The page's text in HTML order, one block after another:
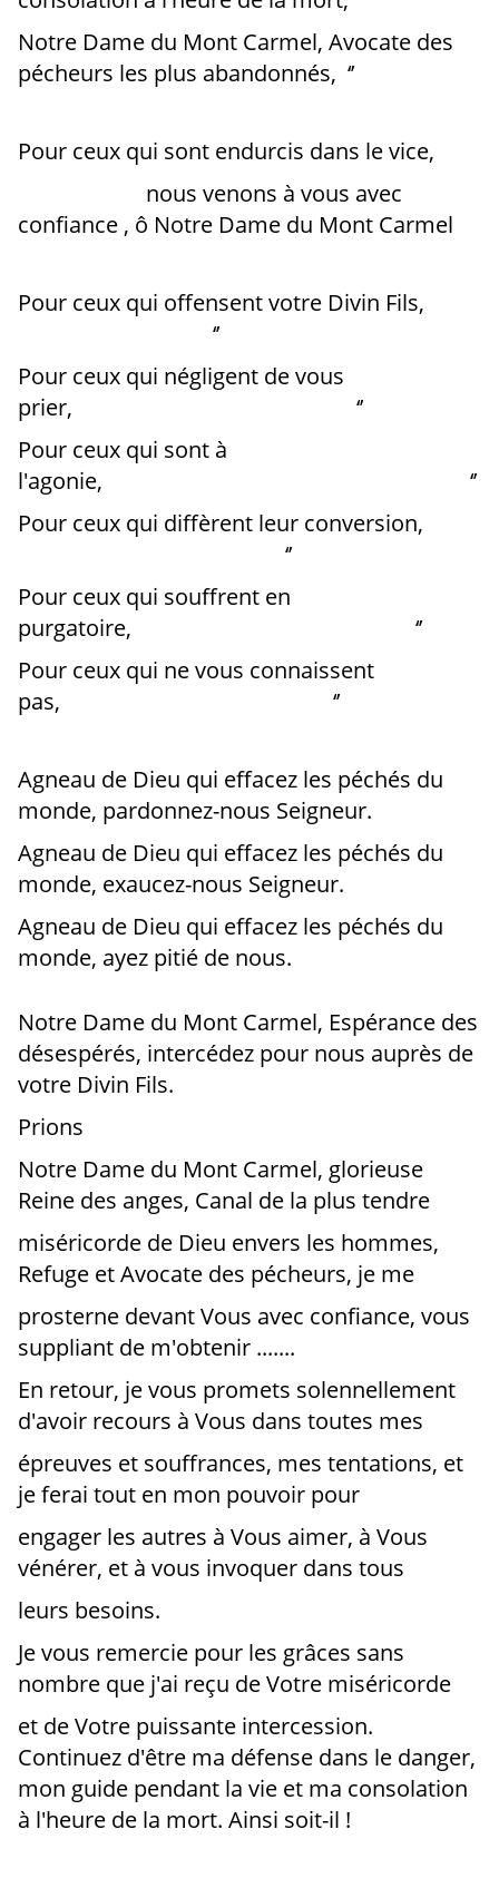
Notre Dame du Mont Carmel, Avocate des
pécheurs les plus abandonnés, ‘’
Pour ceux qui sont endurcis dans le vice,
nous venons à vous avec
confiance , ô Notre Dame du Mont Carmel
Pour ceux qui offensent votre Divin Fils,
‘’
Pour ceux qui négligent de vous
prier, ‘’
Pour ceux qui sont à
l'agonie, ‘’
Pour ceux qui diffèrent leur conversion,
‘’
Pour ceux qui souffrent en
purgatoire, ‘’
Pour ceux qui ne vous connaissent
pas, ‘’
Agneau de Dieu qui effacez les péchés du
monde, pardonnez-nous Seigneur.
Agneau de Dieu qui effacez les péchés du
monde, exaucez-nous Seigneur.
Agneau de Dieu qui effacez les péchés du
monde, ayez pitié de nous.
Notre Dame du Mont Carmel, Espérance des
désespérés, intercédez pour nous auprès de
votre Divin Fils.
Prions
Notre Dame du Mont Carmel, glorieuse
Reine des anges, Canal de la plus tendre
miséricorde de Dieu envers les hommes,
Refuge et Avocate des pécheurs, je me
prosterne devant Vous avec confiance, vous
suppliant de m'obtenir .......
En retour, je vous promets solennellement
d'avoir recours à Vous dans toutes mes
épreuves et souffrances, mes tentations, et
je ferai tout en mon pouvoir pour
engager les autres à Vous aimer, à Vous
vénérer, et à vous invoquer dans tous
leurs besoins.
Je vous remercie pour les grâces sans
nombre que j'ai reçu de Votre miséricorde
et de Votre puissante intercession.
Continuez d'être ma défense dans le danger,
mon guide pendant la vie et ma consolation
à l'heure de la mort. Ainsi soit-il !